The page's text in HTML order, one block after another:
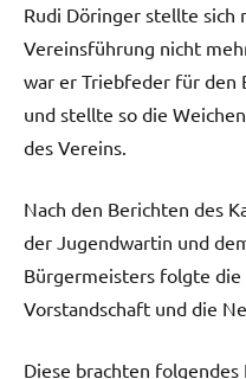
Rudi Döringer stellte sich
Vereinsführung nicht
war er Triebfeder für den
und stellte so die
des Vereins.
Nach den Berichten des
der Jugendwartin und
Bürgermeisters folgte
Vorstandschaft und die
Diese brachten